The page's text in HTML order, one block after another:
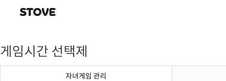
게임시간 선택제
자녀게임 관리